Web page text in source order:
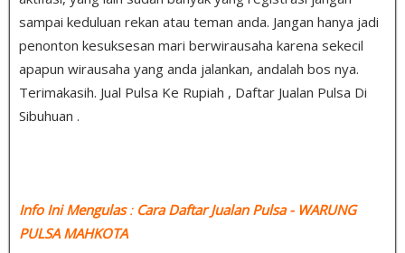
sampai keduluan rekan atau teman anda. Jangan hanya jadi
penonton kesuksesan mari berwirausaha karena sekecil
apapun wirausaha yang anda jalankan, andalah bos nya.
Terimakasih. Jual Pulsa Ke Rupiah , Daftar Jualan Pulsa Di
Sibuhuan .
Info Ini Mengulas: Cara Daftar Jualan Pulsa- WARUNG
PULSA MAHKOTA